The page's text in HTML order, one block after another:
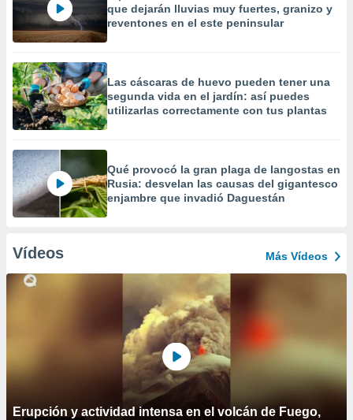
que dejarán lluvias muy fuertes, granizo y
reventones en el este peninsular
Las cáscaras de huevo pueden tener una
segunda vida en el jardín: así puedes
utilizarlas correctamente con tus plantas
Qué provocó la gran plaga de langostas en
Rusia: desvelan las causas del gigantesco
enjambre que invadió Daguestán
Vídeos Más Vídeos
Erupción y actividad intensa en el volcán de Fuego,